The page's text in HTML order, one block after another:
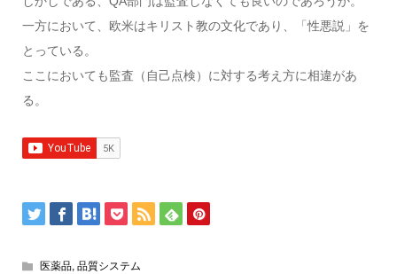
一方において、欧米はキリスト教の文化であり、「性悪説」を
とっている。
ここにおいても監査（自己点検）に対する考え方に相違があ
る。
医薬品, 品質システム